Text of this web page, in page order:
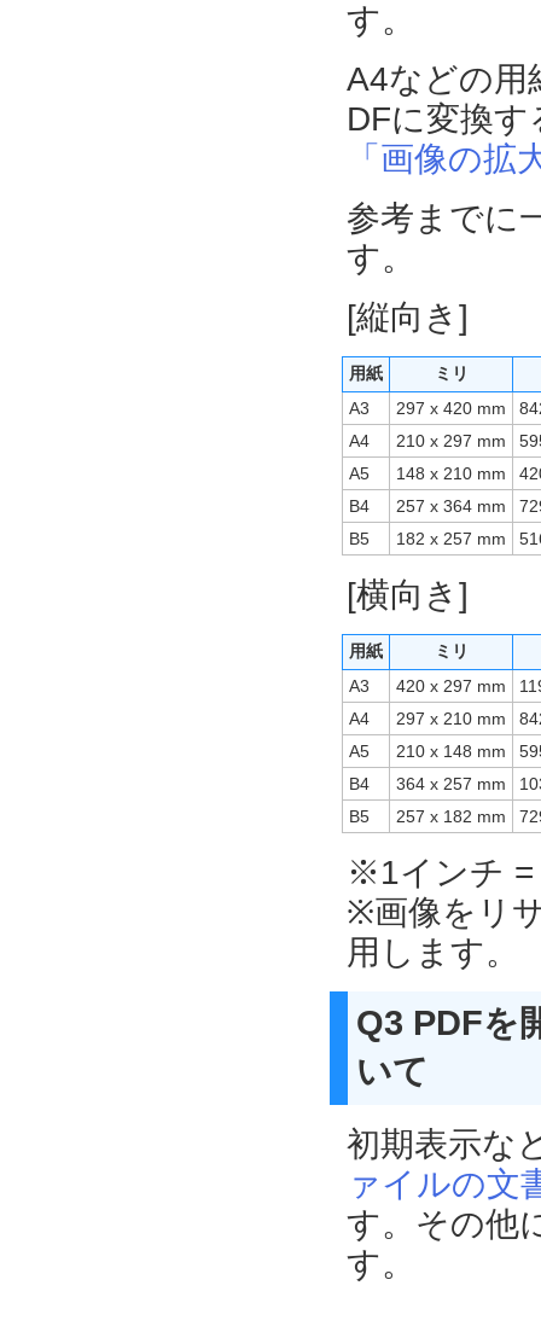
す。
A4などの用
DFに変換
「画像の拡
参考までに
す。
[縦向き]
用紙 ミリ
A3
297 x 420 mm
A4
210 x 297 mm
A5
148 x 210 mm
B4
257 x 364 mm
B5
182 x 257 mm
[横向き]
用紙 ミリ
A3
420 x 297 mm
A4
297 x 210 mm
A5
210 x 148 mm
B4
364 x 257 mm
B5
257 x 182 mm
※1インチ =
※画像をリ
用します。
Q3 PDFを
いて
初期表示な
ァイルの文
す。その他
す。